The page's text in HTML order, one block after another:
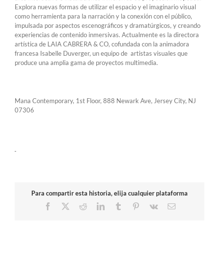
Explora nuevas formas de utilizar el espacio y el imaginario visual
como herramienta para la narración y la conexión con el público,
impulsada por aspectos escenográficos y dramatúrgicos, y creando
experiencias de contenido inmersivas. Actualmente es la directora
artística de LAIA CABRERA & CO, cofundada con la animadora
francesa Isabelle Duverger, un equipo de artistas visuales que
produce una amplia gama de proyectos multimedia.
Mana Contemporary, 1st Floor, 888 Newark Ave, Jersey City, NJ
07306
Para compartir esta historia, elija cualquier plataforma
Facebook
RedditLinkedInTumblr Pinterest
Vk
Correo